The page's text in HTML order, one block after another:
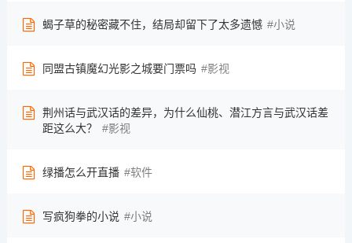
蝎子草的秘密藏不住，结局却留下了太多遗憾 小说
同盟古镇魔幻光影之城要门票吗 影视
荆州话与武汉话的差异，为什么仙桃、潜江方言与武汉话差
距这么大？
影视
绿播怎么开直播 软件
写疯狗拳的小说 小说